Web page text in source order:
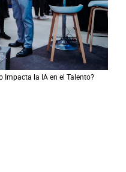
Impacta la IA en el Talento?